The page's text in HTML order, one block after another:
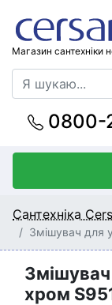
Магазин сантехніки
0800-
Сантехніка
Змішувач для
хром